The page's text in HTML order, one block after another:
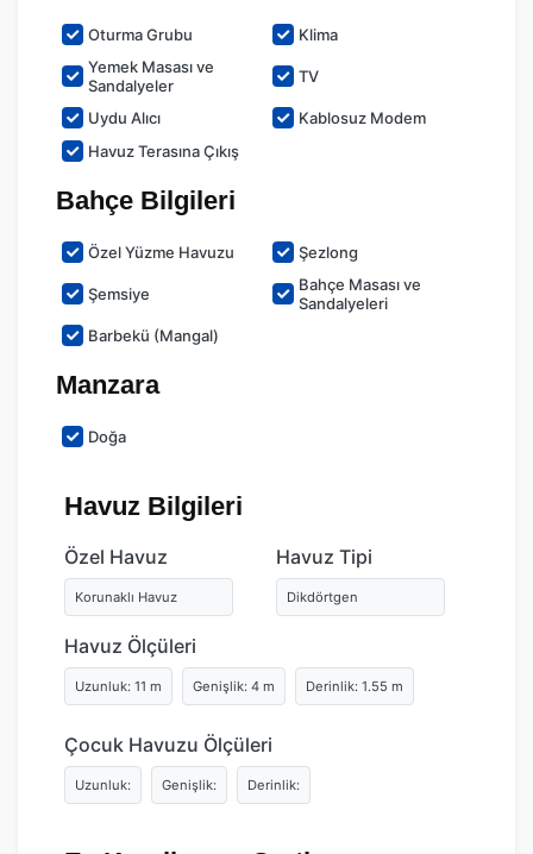
Oturma Grubu
Klima
Yemek Masası ve
Sandalyeler
TV
Uydu Alıcı
Kablosuz Modem
Havuz Terasına Çıkış
Bahçe Bilgileri
Özel Yüzme Havuzu Şezlong
Şemsiye
Bahçe Masası ve
Sandalyeleri
Barbekü (Mangal)
Manzara
Doğa
Havuz Bilgileri
Özel Havuz
Korunaklı Havuz
Havuz Tipi
Dikdörtgen
Havuz Ölçüleri
Uzunluk: 11 m Genişlik: 4 m Derinlik: 1.55 m
Çocuk Havuzu Ölçüleri
Uzunluk: Genişlik: Derinlik: